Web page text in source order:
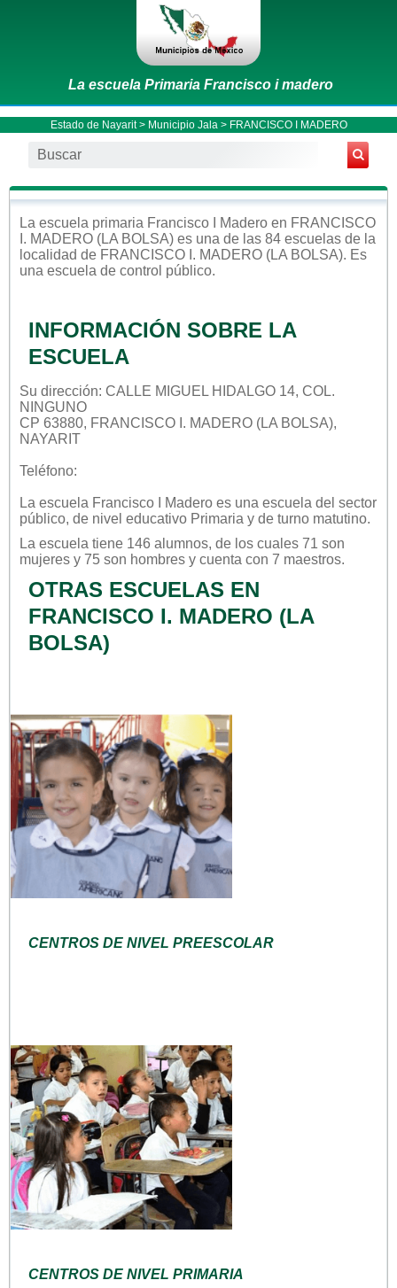
La escuela Primaria Francisco i madero
Estado de Nayarit> Municipio Jala > FRANCISCO I MADERO
La escuela primaria Francisco I Madero en FRANCISCO
I. MADERO (LA BOLSA) es una de las 84 escuelas de la
localidad de FRANCISCO I. MADERO (LA BOLSA). Es
una escuela de control público.
INFORMACIÓN SOBRE LA
ESCUELA
Su dirección: CALLE MIGUEL HIDALGO 14, COL.
NINGUNO
CP 63880, FRANCISCO I. MADERO (LA BOLSA),
NAYARIT
Teléfono:
La escuela Francisco I Madero es una escuela del sector
público, de nivel educativo Primaria y de turno matutino.
La escuela tiene 146 alumnos, de los cuales 71 son
mujeres y 75 son hombres y cuenta con 7 maestros.
OTRAS ESCUELAS EN
FRANCISCO I. MADERO (LA
BOLSA)
CENTROS DE NIVEL PREESCOLAR
CENTROS DE NIVEL PRIMARIA